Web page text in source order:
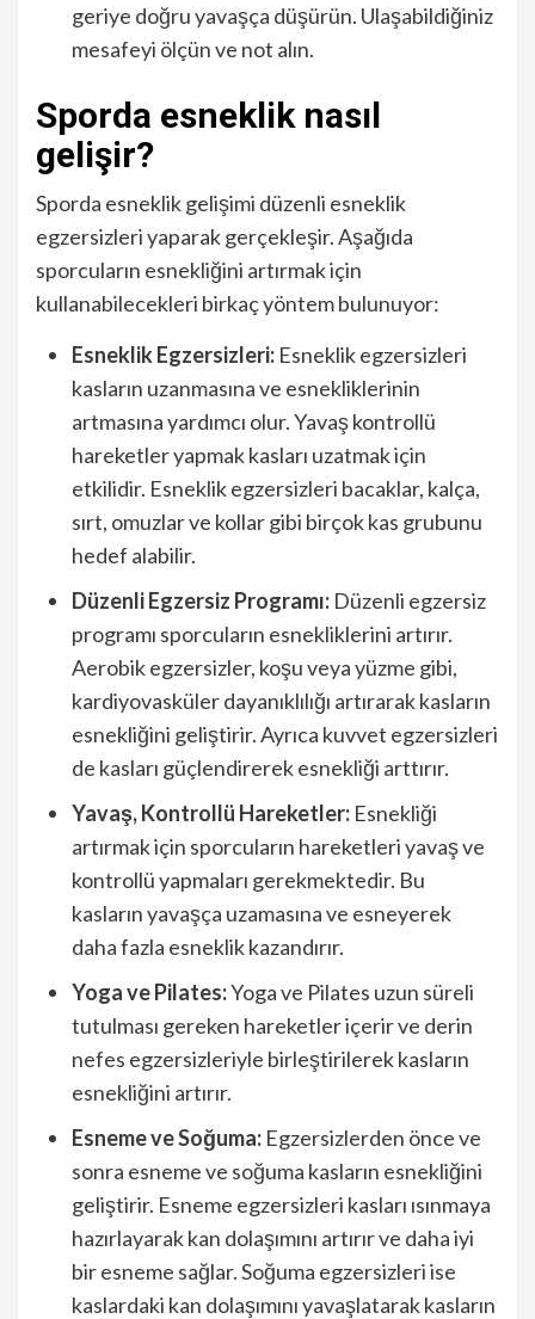
geriye doğru yavaşça düşürün. Ulaşabildiğiniz
mesafeyi ölçün ve not alın.
Sporda esneklik nasıl
gelişir?
Sporda esneklik gelişimi düzenli esneklik
egzersizleri yaparak gerçekleşir. Aşağıda
sporcuların esnekliğini artırmak için
kullanabilecekleri birkaç yöntem bulunuyor:
Esneklik Egzersizleri: Esneklik egzersizleri
kasların uzanmasına ve esnekliklerinin
artmasına yardımcı olur. Yavaş kontrollü
hareketler yapmak kasları uzatmak için
etkilidir. Esneklik egzersizleri bacaklar, kalça,
sırt, omuzlar ve kollar gibi birçok kas grubunu
hedef alabilir.
Düzenli Egzersiz Programı: Düzenli egzersiz
programı sporcuların esnekliklerini artırır.
Aerobik egzersizler, koşu veya yüzme gibi,
kardiyovasküler dayanıklılığı artırarak kasların
esnekliğini geliştirir. Ayrıca kuvvet egzersizleri
de kasları güçlendirerek esnekliği arttırır.
Yavaş, Kontrollü Hareketler: Esnekliği
artırmak için sporcuların hareketleri yavaş ve
kontrollü yapmaları gerekmektedir. Bu
kasların yavaşça uzamasına ve esneyerek
daha fazla esneklik kazandırır.
Yoga ve Pilates:Yoga ve Pilates uzun süreli
tutulması gereken hareketler içerir ve derin
nefes egzersizleriyle birleştirilerek kasların
esnekliğini artırır.
Esneme ve Soğuma: Egzersizlerden önce ve
sonra esneme ve soğuma kasların esnekliğini
geliştirir. Esneme egzersizleri kasları ısınmaya
hazırlayarak kan dolaşımını artırır ve daha iyi
bir esneme sağlar. Soğuma egzersizleri ise
kaslardaki kan dolaşımını yavaşlatarak kasların